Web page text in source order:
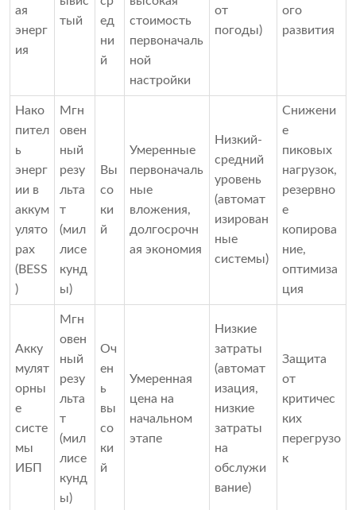
ая
энерг
ия
тый
ед
ни
й
стоимость
первоначаль
ной
настройки
от
погоды)
ого
развития
Нако
пител
ь
энерг
ии в
аккум
улято
рах
(BESS
)
Мгн
овен
ный
резу
льта
т
(мил
лисе
кунд
ы)
Вы
со
ки
й
Умеренные
первоначаль
ные
вложения,
долгосрочн
ая экономия
Низкий-
средний
уровень
(автомат
изирован
ные
системы)
Снижени
е
пиковых
нагрузок,
резервно
е
копирова
ние,
оптимиза
ция
Акку
мулят
орны
е
систе
мы
ИБП
Мгн
овен
ный
резу
льта
т
(мил
лисе
кунд
ы)
Оч
ен
ь
вы
со
ки
й
Умеренная
цена на
начальном
этапе
Низкие
затраты
(автомат
изация,
низкие
затраты
на
обслужи
вание)
Защита
от
критичес
ких
перегрузо
к